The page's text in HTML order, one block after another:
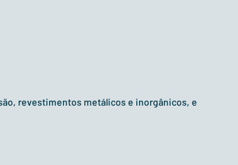
revestimentos metálicos e inorgânicos, e